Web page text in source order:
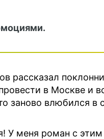
рассказал
в Москве и
заново влюбился в
У меня роман с